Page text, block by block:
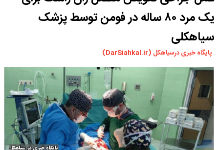
سیاسی
مسیر گردشگری دیلمان
درباره ما
یک مرد ۸۰ ساله در فومن توسط پزشک
سیاهکلی
پایگاه خبری درسیاهکل (DarSiahkal.ir)